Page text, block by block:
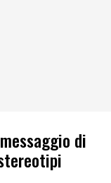
di